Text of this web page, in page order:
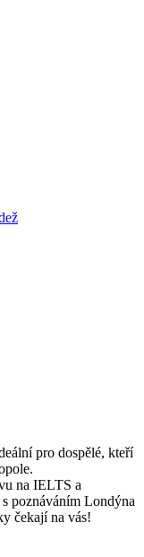
pro dospělé, kteří
na IELTS a
poznáváním Londýna
čekají na vás!